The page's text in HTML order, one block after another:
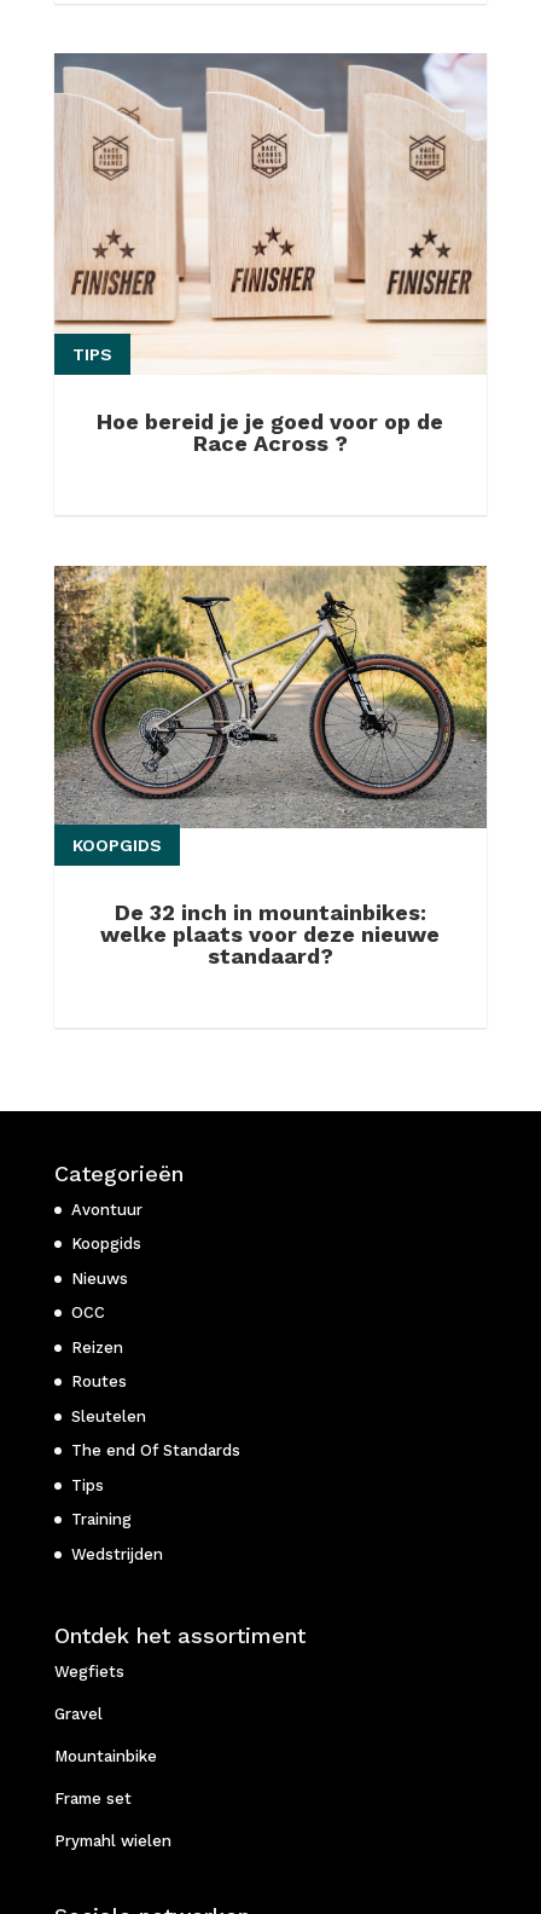
Hoe bereid je je goed voor op de
Race Across ?
TIPS
De 32 inch in mountainbikes:
welke plaats voor deze nieuwe
standaard?
KOOPGIDS
Categorieën
Avontuur
Koopgids
Nieuws
OCC
Reizen
Routes
Sleutelen
The end Of Standards
Tips
Training
Wedstrijden
Ontdek het assortiment
Wegfiets
Gravel
Mountainbike
Frame set
Prymahl wielen